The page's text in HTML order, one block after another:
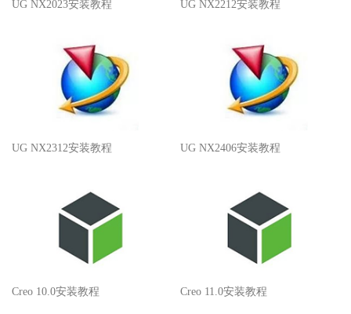
UG NX2023安装教程 UG NX2212安装教程
UG NX2312安装教程 UG NX2406安装教程
Creo 10.0安装教程 Creo 11.0安装教程